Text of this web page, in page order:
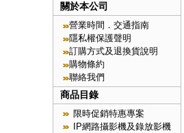
關於本公司
營業時間．交通指南
隱私權保護聲明
訂購方式及退換貨說明
購物條約
聯絡我們
商品目錄
限時促銷特惠專案
IP網路攝影機及錄放影機